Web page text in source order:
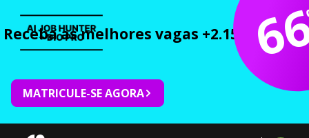
Receba as melhores vagas +2.150 cursos
MATRICULE-SE AGORA